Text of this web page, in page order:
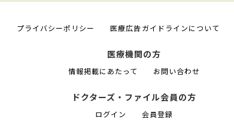
プライバシーポリシー 医療広告ガイドラインについて
医療機関の方
情報掲載にあたって お問い合わせ
ドクターズ・ファイル会員の方
ログイン 会員登録